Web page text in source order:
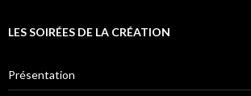
LES SOIRÉES DE LA CRÉATION
Présentation